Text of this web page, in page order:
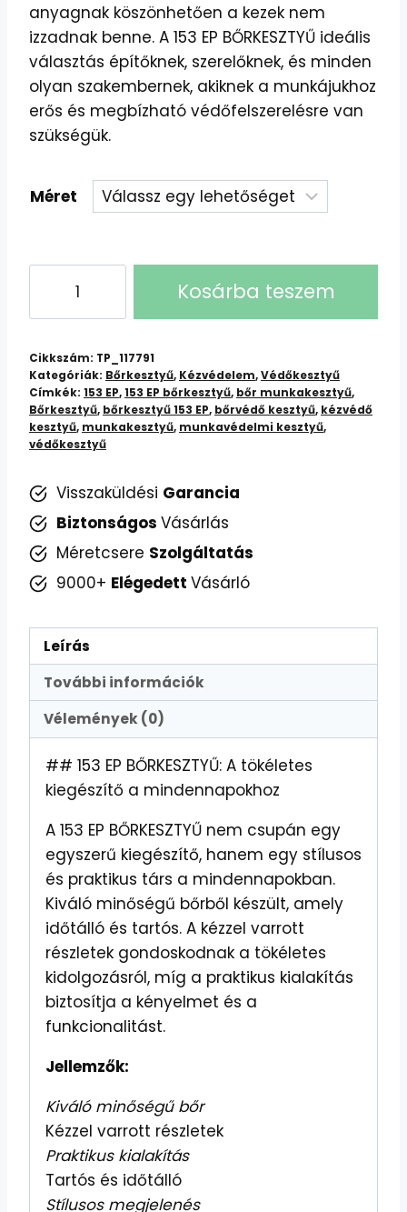
anyagnak köszönhetően a kezek nem
izzadnak benne. A 153 EP BŐRKESZTYŰ ideális
választás építőknek, szerelőknek, és minden
olyan szakembernek, akiknek a munkájukhoz
erős és megbízható védőfelszerelésre van
szükségük.
Méret
Bőrkesztyű:
Kiváló
Minőségű,
Tartós
Bőrkesztyű
mennyiség
Kosárba teszem
Cikkszám: TP_117791
Kategóriák: Bőrkesztyű, Kézvédelem,Védőkesztyű
Címkék: 153 EP,153 EP bőrkesztyű, bőr munkakesztyű,
Bőrkesztyű, bőrkesztyű 153 EP, bőrvédő kesztyű, kézvédő
kesztyű, munkakesztyű, munkavédelmi kesztyű,
védőkesztyű
Visszaküldési Garancia
Biztonságos Vásárlás
Méretcsere Szolgáltatás
9000+ Elégedett Vásárló
Leírás
További információk
Vélemények (0)
## 153 EP BŐRKESZTYŰ: A tökéletes
kiegészítő a mindennapokhoz
A 153 EP BŐRKESZTYŰ nem csupán egy
egyszerű kiegészítő, hanem egy stílusos
és praktikus társ a mindennapokban.
Kiváló minőségű bőrből készült, amely
időtálló és tartós. A kézzel varrott
részletek gondoskodnak a tökéletes
kidolgozásról, míg a praktikus kialakítás
biztosítja a kényelmet és a
funkcionalitást.
Jellemzők:
Kiváló minőségű bőr
Kézzel varrott részletek
Praktikus kialakítás
Tartós és időtálló
Stílusos megjelenés